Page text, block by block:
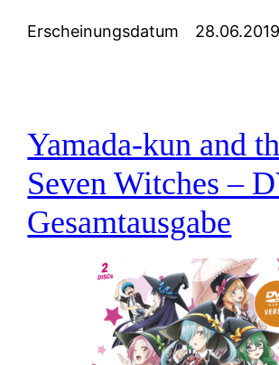
Erscheinungsdatum 28.06.2019
Yamada-kun and
Seven Witches –
Gesamtausgabe